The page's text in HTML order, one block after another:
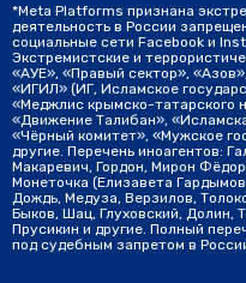
*Meta Platforms признана
деятельность в России
социальные сети Facebook и
Экстремистские и
«АУЕ», «Правый сектор»,
«ИГИЛ» (ИГ, Исламское
«Меджлис крымско-татарского
«Движение Талибан»,
«Чёрный комитет», «Мужское
другие. Перечень иноагентов:
Макаревич, Гордон, Мирон
Монеточка (Елизавета
Дождь, Медуза, Верзилов,
Быков, Шац, Глуховский, Долин,
Прусикин и другие. Полный
под судебным запретом в